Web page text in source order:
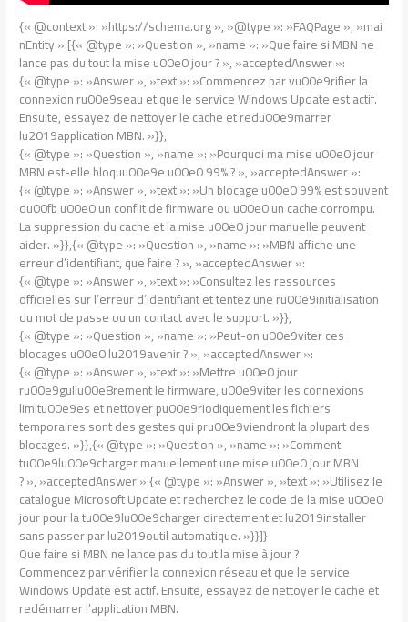
{« @context »: »https://schema.org », »@type »: »FAQPage », »mai
nEntity »:[{« @type »: »Question », »name »: »Que faire si MBN ne
lance pas du tout la mise u00e0 jour ? », »acceptedAnswer »:
{« @type »: »Answer », »text »: »Commencez par vu00e9rifier la
connexion ru00e9seau et que le service Windows Update est actif.
Ensuite, essayez de nettoyer le cache et redu00e9marrer
lu2019application MBN. »}},
{« @type »: »Question », »name »: »Pourquoi ma mise u00e0 jour
MBN est-elle bloquu00e9e u00e0 99% ? », »acceptedAnswer »:
{« @type »: »Answer », »text »: »Un blocage u00e0 99% est souvent
du00fb u00e0 un conflit de firmware ou u00e0 un cache corrompu.
La suppression du cache et la mise u00e0 jour manuelle peuvent
aider. »}},{« @type »: »Question », »name »: »MBN affiche une
erreur d’identifiant, que faire ? », »acceptedAnswer »:
{« @type »: »Answer », »text »: »Consultez les ressources
officielles sur l’erreur d’identifiant et tentez une ru00e9initialisation
du mot de passe ou un contact avec le support. »}},
{« @type »: »Question », »name »: »Peut-on u00e9viter ces
blocages u00e0 lu2019avenir ? », »acceptedAnswer »:
{« @type »: »Answer », »text »: »Mettre u00e0 jour
ru00e9guliu00e8rement le firmware, u00e9viter les connexions
limitu00e9es et nettoyer pu00e9riodiquement les fichiers
temporaires sont des gestes qui pru00e9viendront la plupart des
blocages. »}},{« @type »: »Question », »name »: »Comment
tu00e9lu00e9charger manuellement une mise u00e0 jour MBN
? », »acceptedAnswer »:{« @type »: »Answer », »text »: »Utilisez le
catalogue Microsoft Update et recherchez le code de la mise u00e0
jour pour la tu00e9lu00e9charger directement et lu2019installer
sans passer par lu2019outil automatique. »}}]}
Que faire si MBN ne lance pas du tout la mise à jour ?
Commencez par vérifier la connexion réseau et que le service
Windows Update est actif. Ensuite, essayez de nettoyer le cache et
redémarrer l’application MBN.